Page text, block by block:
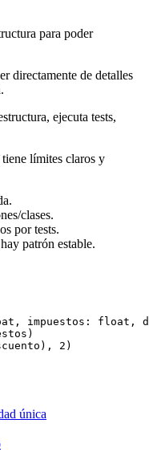
para poder
directamente de detalles
ejecuta tests,
límites claros y
clases.
por tests.
patrón estable.
impuestos: float,
2)
única